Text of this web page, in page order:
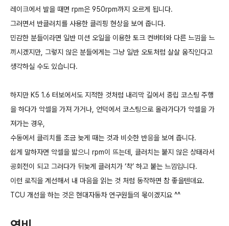
레이크에서 발을 때면 rpm은 950rpm까지 오르게 됩니다.
그러면서 반클러치를 사용한 클리핑 현상을 보여 줍니다.
민감한 분들이라면 일반 미션 오일을 이용한 토크 컨버터와 다른 느낌을 느
끼시겠지만, 그렇지 않은 분들에게는 그냥 일반 오토처럼 살살 움직인다고
생각하실 수도 있습니다.
하지만 K5 1.6 터보에서도 지적한 것처럼 내리막 길에서 중립 코스팅 주행
을 하다가 악셀을 가져 가거나, 언덕에서 코스팅으로 올라가다가 악셀을 가
져가는 경우,
수동에서 클리치를 조금 늦게 때는 것과 비슷한 반응을 보여 줍니다.
쉽게 말하자면 악셀을 밟으니 rpm이 뜨는데, 클러치는 붙지 않은 상태라서
공회전이 되고 그러다가 뒤늦게 클러치가 ‘착’ 하고 붙는 느낌입니다.
이런 로직을 계선해서 내 마음을 읽는 것 처럼 동작하면 참 좋을텐데요.
TCU 개선을 하는 것은 현대자동차 연구원들의 몫이겠지요 ^^